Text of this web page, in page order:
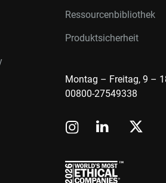
Ressourcenbibliothek
Produktsicherheit
Montag – Freitag, 9 –
00800-27549338